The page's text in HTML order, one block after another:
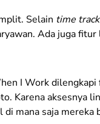
Selain time
Ada juga fitur
I Work
Karena aksesnya
mana saja mereka